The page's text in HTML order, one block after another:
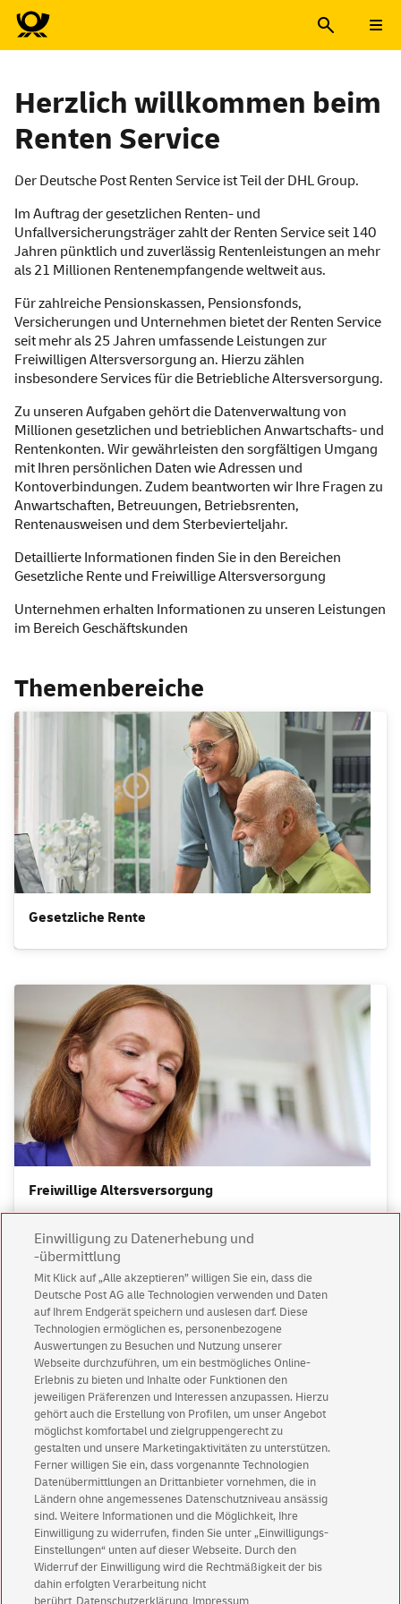
Herzlich willkommen beim
Renten Service
Der Deutsche Post Renten Service ist Teil der DHL Group.
Im Auftrag der gesetzlichen Renten- und
Unfallversicherungsträger zahlt der Renten Serviceseit 140
Jahren pünktlich und zuverlässig Rentenleistungen an mehr
als 21 Millionen Rentenempfangende weltweit aus.
Für zahlreiche Pensionskassen, Pensionsfonds,
Versicherungen und Unternehmen bietet der Renten Service
seit mehr als 25 Jahren umfassende Leistungen zur
Freiwilligen Altersversorgung an. Hierzu zählen
insbesondereServicesfür die Betriebliche Altersversorgung.
Zu unseren Aufgaben gehört die Datenverwaltung von
Millionen gesetzlichen und betrieblichen Anwartschafts- und
Rentenkonten. Wir gewährleisten den sorgfältigen Umgang
mit Ihren persönlichen Daten wie Adressen und
Kontoverbindungen. Zudem beantworten wir Ihre Fragen zu
Anwartschaften, Betreuungen, Betriebsrenten,
Rentenausweisen und dem Sterbevierteljahr.
Detaillierte Informationen finden Sie in den Bereichen
Gesetzliche Rente und Freiwillige Altersversorgung
Unternehmen erhalten Informationen zu unseren Leistungen
im Bereich Geschäftskunden
Themenbereiche
Gesetzliche Rente
Freiwillige Altersversorgung
Geschäftskunden
Einwilligung zu Datenerhebung und
-übermittlung
Mit Klick auf „Alle akzeptieren” willigen Sie ein, dass die
Deutsche Post AG alle Technologien verwenden und Daten
auf Ihrem Endgerät speichern und auslesen darf. Diese
Technologien ermöglichen es, personenbezogene
Auswertungen zu Besuchen und Nutzung unserer
Webseite durchzuführen, um ein bestmögliches Online-
Erlebnis zu bieten und Inhalte oder Funktionen den
jeweiligen Präferenzen und Interessen anzupassen. Hierzu
gehört auch die Erstellung von Profilen, um unser Angebot
möglichst komfortabel und zielgruppengerecht zu
gestalten und unsere Marketingaktivitäten zu unterstützen.
Ferner willigen Sie ein, dass vorgenannte Technologien
Datenübermittlungen an Drittanbieter vornehmen, die in
Ländern ohne angemessenes Datenschutzniveau ansässig
sind. Weitere Informationen und die Möglichkeit, Ihre
Einwilligung zu widerrufen, finden Sie unter „Einwilligungs-
Einstellungen“ unten auf dieser Webseite. Durch den
Widerruf der Einwilligung wird die Rechtmäßigkeit der bis
dahin erfolgten Verarbeitung nicht